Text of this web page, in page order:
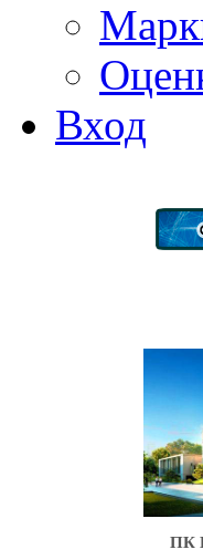
Вход
ПК